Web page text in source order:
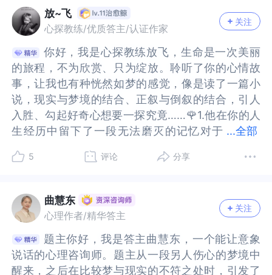
情感之中的真实的脆弱的你，所以，坚强冷漠的外
表似乎是你的保护色，而那个需要与人聊天，和人
交流互动的你，才是真实的你。🌹丧失与被抛弃的
恐惧你很怀念那个绵延、深刻、毫无保留的自己，
你不舍割舍的是曾经最重要的记忆，你很心疼那个
你自己，舍不得那个自己，我相信那样的你一定和
现在有很多不同，似乎你受过很多伤，要一次受伤
中，你建立了一个坚硬的铠甲，这个铠甲就叫做“工
那里感受到的，所以为了保护自己不被伤害，你也
的，没有情感的投注即便是丢弃也不会伤心。你很
希望有人能见证你的成长和变化，这是你真实的需
求，另一方面对于随时可能离开自己的人和事，你
又保有防御姿态，用工具彼此保护自己不被受伤，
这或许与你早年成长经历有关，也许对于丧失你有
一些创伤体验，可能在很小的时候你就面临过亲人
情感之中的真实的脆弱的你，所以，坚强冷漠的外
表似乎是你的保护色，而那个需要与人聊天，和人
交流互动的你，才是真实的你。🌹丧失与被抛弃的
恐惧你很怀念那个绵延、深刻、毫无保留的自己，
你不舍割舍的是曾经最重要的记忆，你很心疼那个
你自己，舍不得那个自己，我相信那样的你一定和
现在有很多不同，似乎你受过很多伤，要一次受伤
中，你建立了一个坚硬的铠甲，这个铠甲就叫做“工
那里感受到的，所以为了保护自己不被伤害，你也
的，没有情感的投注即便是丢弃也不会伤心。你很
希望有人能见证你的成长和变化，这是你真实的需
求，另一方面对于随时可能离开自己的人和事，你
又保有防御姿态，用工具彼此保护自己不被受伤，
这或许与你早年成长经历有关，也许对于丧失你有
一些创伤体验，可能在很小的时候你就面临过亲人
的，有价的。很多时候你想要说些什么，却找不到
一个人来说，于是总是临时地匆忙地想要寻求一个
独立的对话里轮回，不存在任何的链接，仿佛整个
人也被撕成独立的碎片分布在每一次崭新的对话
中。情绪价值，在你现在生活的语境下，就是真金
白银，交换，虚拟。你觉得情绪价值就是情绪价
格。你感到很匮乏，荒唐，绝望，感觉失去了和世
界的所有连接。第四，你探索了自己，为什么梦里
失去他会那么痛苦，是因为你同时也失去了大段的
要的记忆都与他绑定，当然不舍割弃。那段只有他
知道的关于你的历史，如果他不存在了，便不会再
有任何人知道，也不会有人知道你是怎么改变成
长。那一段的你就好像随着他的消失而消失了。这
就是为什么你愿意同他做朋友，你舍不得你自己。
的。很多时候你想要说些什么，却找不到一个人来
说，于是总是临时地匆忙地想要寻求一个出口，找
话里轮回，不存在任何的链接，仿佛整个人也被撕
成独立的碎片分布在每一次崭新的对话中。情绪价
值，在你现在生活的语境下，就是真金白银，交
换，虚拟。你觉得情绪价值就是情绪价格。你感到
很匮乏，荒唐，绝望，感觉失去了和世界的所有连
接。第四，你探索了自己，为什么梦里失去他会那
么痛苦，是因为你同时也失去了大段的自己。你给
与他绑定，当然不舍割弃。那段只有他知道的关于
你的历史，如果他不存在了，便不会再有任何人知
道，也不会有人知道你是怎么改变成长。那一段的
你就好像随着他的消失而消失了。这就是为什么你
愿意同他做朋友，你舍不得你自己。你期望能在很
么原因让你压抑着自己的真实感受或者情绪，你的
这些情绪感受有着你怎样的需求，包括你的这个重
要他人，当对方说你们是彼此的工具人时，你也选
择了同意和不再表达，不知道你是否思考过你真的
表达了又会怎样呢？你在担心什么呢？另一方面你
会感觉自己某一个时期的成长是这位重要他人见证
的，所以你会担心随着他（她）的消失你的这段成
长似乎也会消失，那成长是你本人在成长，你自己
是否能够见证自己的成长呢？你想要变好和成长最
初的原因是什么呢？为什么你会期待他来见证呢？
这里有着你怎样的需求呢？你的需求是必须有他
人无法参与了，那你是否思考过成长后的你给你本
人留下了怎样的痕迹呢？这是不是一个见证或者描
考，如果有让你感到不舒服的方面，可以选择忽
略，这只是一些假设。接下来让我们来一起探讨一
让你压抑着自己的真实感受或者情绪，你的这些情
绪感受有着你怎样的需求，包括你的这个重要他
人，当对方说你们是彼此的工具人时，你也选择了
同意和不再表达，不知道你是否思考过你真的表达
了又会怎样呢？你在担心什么呢？另一方面你会感
觉自己某一个时期的成长是这位重要他人见证的，
所以你会担心随着他（她）的消失你的这段成长似
乎也会消失，那成长是你本人在成长，你自己是否
能够见证自己的成长呢？你想要变好和成长最初的
原因是什么呢？为什么你会期待他来见证呢？这里
有着你怎样的需求呢？你的需求是必须有他（她）
参与了，那你是否思考过成长后的你给你本人留下
了怎样的痕迹呢？这是不是一个见证或者描点呢？
有让你感到不舒服的方面，可以选择忽略，这只是
一些假设。接下来让我们来一起探讨一下你的感受
放~飞
心探教练/优质答主/认证作家
关注
...全部
你好，我是心探教练放飞，生命是一次美丽
的旅程，不为欣赏、只为绽放。聆听了你的心情故
事，让我也有种恍然如梦的感觉，像是读了一篇小
说，现实与梦境的结合、正叙与倒叙的结合，引人
入胜、勾起好奇心想要一探究竟……🌹1.他在你的人
生经历中留下了一段无法磨灭的记忆对于
的纠结与撕扯。你对他是真爱，他却视你为工具
信。强装潇洒，你以为也能视他为工具人，不曾
想，到头来，伤得体无完肤。甚至n久后，在梦中还
能见到他，爱之深，恨之切啊。有他的陪伴，即便
没有真心换真情，但你是开心的、富足的，可以毫
无顾忌的袒露心声，在他那里，你得到了你想要的
的旅程，不为欣赏、只为绽放。聆听了你的心情故
事，让我也有种恍然如梦的感觉，像是读了一篇小
说，现实与梦境的结合、正叙与倒叙的结合，引人
入胜、勾起好奇心想要一探究竟……🌹1.他在你的人
生经历中留下了一段无法磨灭的记忆对于他，你有
撕扯。你对他是真爱，他却视你为工具人。逢场作
洒，你以为也能视他为工具人，不曾想，到头来，
伤得体无完肤。甚至n久后，在梦中还能见到他，爱
之深，恨之切啊。有他的陪伴，即便没有真心换真
情，但你是开心的、富足的，可以毫无顾忌的袒露
心声，在他那里，你得到了你想要的爱与接纳，内
5 评论 分享
曲慧东
心理作者/精华答主
关注
题主你好，我是答主曲慧东，一个能让意象
说话的心理咨询师。题主从一段另人伤心的梦境中
醒来，之后在比较梦与现实的不符之处时，引发了
说话的心理咨询师。题主从一段另人伤心的梦境中
醒来，之后在比较梦与现实的不符之处时，引发了